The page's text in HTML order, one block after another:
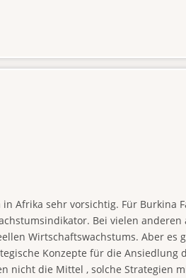
Afrika sehr vorsichtig. Für Burkina
Bei vielen
Wirtschaftswachstums. Aber
Konzepte für die
nicht die Mittel , solche Strategien